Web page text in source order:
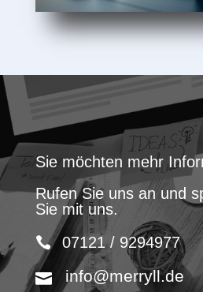
Sie möchten mehr
Rufen Sie uns an und
Sie mit uns.
07121 / 9294977
info@merryll.de